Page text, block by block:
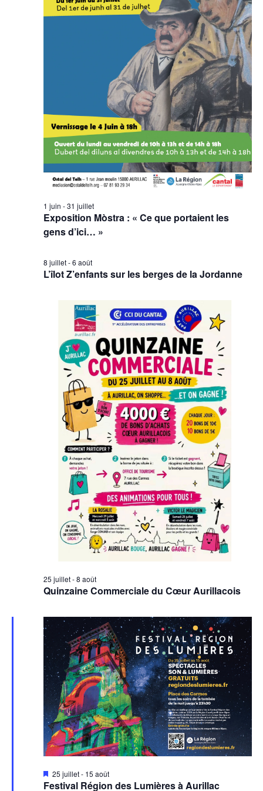
Exposition Mòstra : « Ce que portaient les
gens d’ici… »
1 juin -31 juillet
L’îlot Z’enfants sur les berges de la Jordanne
8 juillet-6 août
Quinzaine Commerciale du Cœur Aurillacois
25 juillet-8 août
Festival Région des Lumières à Aurillac
Mis
en
25 juillet- 15 août